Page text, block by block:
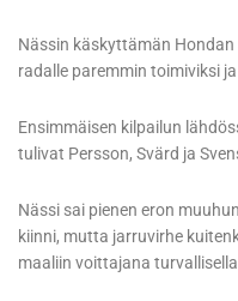
Nässin käskyttämän
radalle paremmin toimiviksi
Ensimmäisen kilpailun
tulivat Persson, Svärd ja
Nässi sai pienen eron
kiinni, mutta jarruvirhe
maaliin voittajana